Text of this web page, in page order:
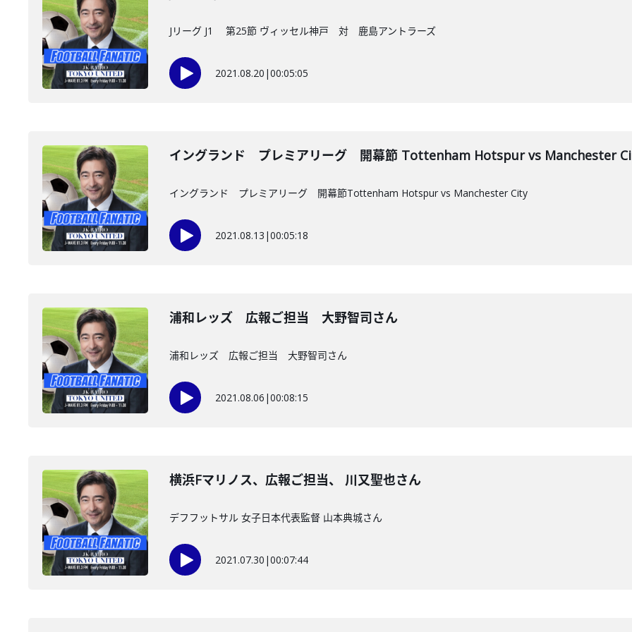
Jリーグ J1 第25節 ヴィッセル神戸 対 鹿島アントラーズ
2021.08.20 |00:05:05
イングランド プレミアリーグ 開幕節 Tottenham Hotspur vs Manchester
イングランド プレミアリーグ 開幕節Tottenham Hotspur vs Manchester City
2021.08.13 |00:05:18
浦和レッズ 広報ご担当 大野智司さん
浦和レッズ 広報ご担当 大野智司さん
2021.08.06 |00:08:15
横浜Fマリノス、広報ご担当、 川又聖也さん
デフフットサル 女子日本代表監督 山本典城さん
2021.07.30 |00:07:44